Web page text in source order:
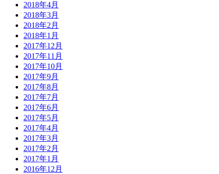
2018年4月
2018年3月
2018年2月
2018年1月
2017年12月
2017年11月
2017年10月
2017年9月
2017年8月
2017年7月
2017年6月
2017年5月
2017年4月
2017年3月
2017年2月
2017年1月
2016年12月